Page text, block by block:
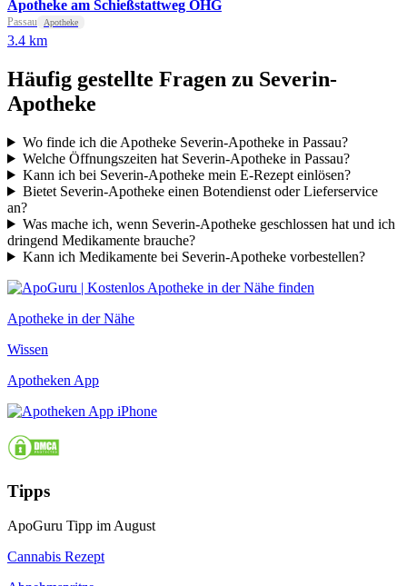
Apotheke am Schießstattweg OHG
Passau Apotheke
3.4 km
Häufig gestellte Fragen zu Severin-
Apotheke
Wo finde ich die Apotheke Severin-Apotheke in Passau?
Welche Öffnungszeiten hat Severin-Apotheke in Passau?
Kann ich bei Severin-Apotheke mein E-Rezept einlösen?
Bietet Severin-Apotheke einen Botendienst oder Lieferservice
an?
Was mache ich, wenn Severin-Apotheke geschlossen hat und ich
dringend Medikamente brauche?
Kann ich Medikamente bei Severin-Apotheke vorbestellen?
Apotheke in der Nähe
Wissen
Apotheken App
Tipps
ApoGuru Tipp im August
Cannabis Rezept